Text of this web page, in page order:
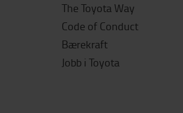
The Toyota Way
Code of Conduct
Bærekraft
Jobb i Toyota